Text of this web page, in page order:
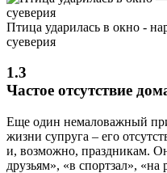
Птица ударилась в окно -
суеверия
1.3
Частое отсутствие
Еще один немаловажный
жизни супруга – его
и, возможно, праздникам.
друзьям», «в спортзал», «на